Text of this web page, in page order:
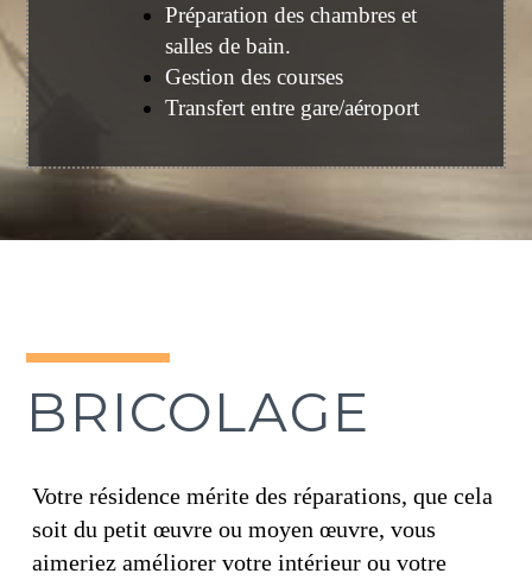
Préparation des chambres et
salles de bain.
Gestion des courses
Transfert entre gare/aéroport
BRICOLAGE
Votre résidence mérite des réparations, que cela
soit du petit œuvre ou moyen œuvre, vous
aimeriez améliorer votre intérieur ou votre